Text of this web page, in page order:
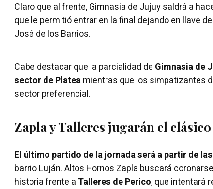
Claro que al frente, Gimnasia de Jujuy saldrá a
que le permitió entrar en la final dejando en llave
José de los Barrios.
Cabe destacar que la parcialidad de Gimnasia de
sector de Plateamientras que los simpatizantes
sector preferencial.
Zapla y Talleres jugarán el
El último partido de la jornada será a partir de
barrio Luján. Altos Hornos Zapla buscará
historia frente a Talleres de Perico, que intentará